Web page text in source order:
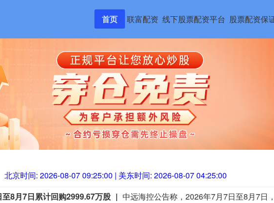
首页 联富配资 线下股票配资平台 股票配资保
北京时间: 2026-08-07 09:25:02 | 美东时间: 2026-08-07 04:25:02
8月7日累计回购2999.67万股